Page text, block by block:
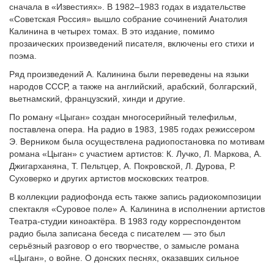
сначала в «Известиях». В 1982–1983 годах в издательстве
«Советская Россия» вышло собрание сочинений Анатолия
Калинина в четырех томах. В это издание, помимо
прозаических произведений писателя, включены его стихи и
поэма.
Ряд произведений А. Калинина были переведены на языки
народов СССР, а также на английский, арабский, болгарский,
вьетнамский, французский, хинди и другие.
По роману «Цыган» создан многосерийный телефильм,
поставлена опера. На радио в 1983, 1985 годах режиссером
Э. Верником была осуществлена радиопостановка по мотивам
романа «Цыган» с участием артистов: К. Лучко, Л. Маркова, А.
Джигарханяна, Т. Пельтцер, А. Покровской, Л. Дурова, Р.
Суховерко и других артистов московских театров.
В коллекции радиофонда есть также запись радиокомпозиции
спектакля «Суровое поле» А. Калинина в исполнении артистов
Театра-студии киноактёра. В 1983 году корреспондентом
радио была записана беседа с писателем — это был
серьёзный разговор о его творчестве, о замысле романа
«Цыган», о войне. О донских песнях, оказавших сильное